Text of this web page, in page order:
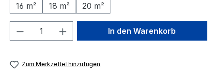
16 m²
18 m² 20 m²
Produkt Anzahl: Gib denIn den Warenkorb
Zum Merkzettel hinzufügen